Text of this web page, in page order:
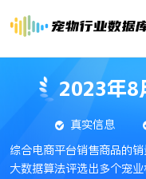
2023年8
真实信息
综合电商平台销售商品的
大数据算法评选出多个宠